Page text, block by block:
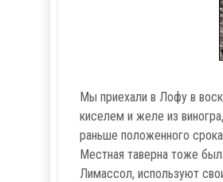
Мы приехали в Лофу в
киселем и желе из
раньше положенного
Местная таверна тоже
Лимассол, используют